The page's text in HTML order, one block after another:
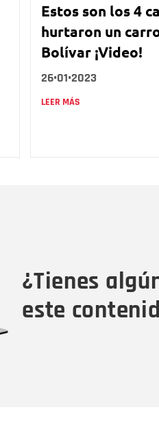
Estos son los 4
hurtaron un
Bolívar ¡Video!
26•01•2023
LEER MÁS
¿Tienes
este